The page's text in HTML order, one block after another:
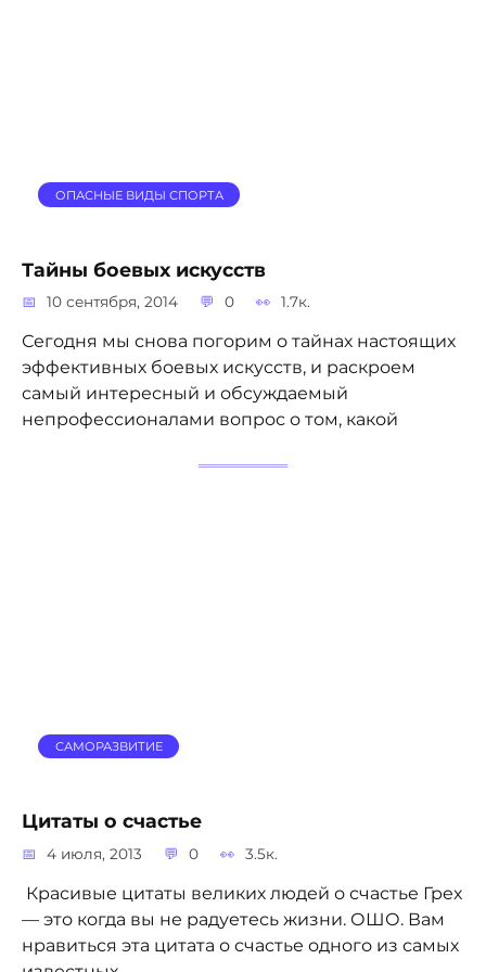
ОПАСНЫЕ ВИДЫ СПОРТА
Тайны боевых искусств
10 сентября, 2014 0 1.7к.
Сегодня мы снова погорим о тайнах настоящих
эффективных боевых искусств, и раскроем
самый интересный и обсуждаемый
непрофессионалами вопрос о том, какой
САМОРАЗВИТИЕ
Цитаты о счастье
4 июля, 2013 0 3.5к.
Красивые цитаты великих людей о счастье Грех
— это когда вы не радуетесь жизни. ОШО. Вам
нравиться эта цитата о счастье одного из самых